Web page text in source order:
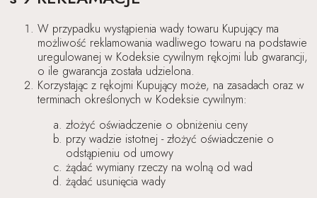
W przypadku wystąpienia wady towaru Kupujący ma
możliwość reklamowania wadliwego towaru na podstawie
uregulowanej w Kodeksie cywilnym rękojmi lub gwarancji,
o ile gwarancja została udzielona.
Korzystając z rękojmi Kupujący może, na zasadach oraz w
terminach określonych w Kodeksie cywilnym:
złożyć oświadczenie o obniżeniu ceny
przy wadzie istotnej - złożyć oświadczenie o
odstąpieniu od umowy
żądać wymiany rzeczy na wolną od wad
żądać usunięcia wady